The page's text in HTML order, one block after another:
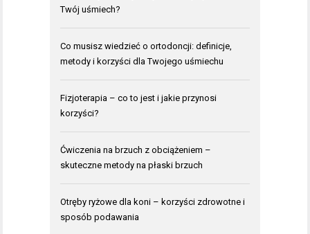
Twój uśmiech?
Co musisz wiedzieć o ortodoncji: definicje,
metody i korzyści dla Twojego uśmiechu
Fizjoterapia – co to jest i jakie przynosi
korzyści?
Ćwiczenia na brzuch z obciążeniem –
skuteczne metody na płaski brzuch
Otręby ryżowe dla koni – korzyści zdrowotne i
sposób podawania